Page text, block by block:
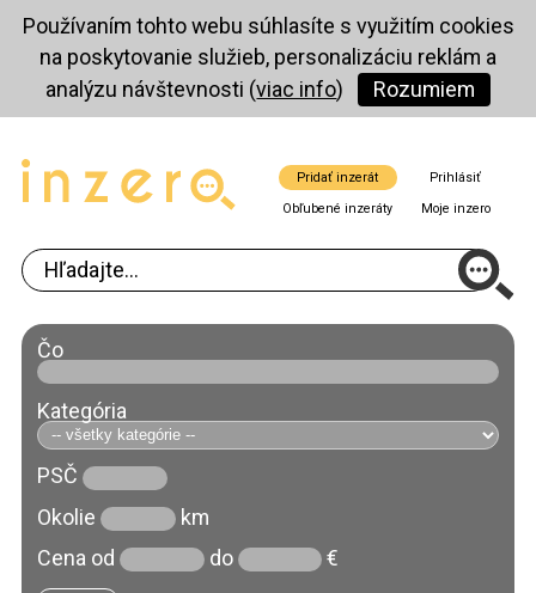
Používaním tohto webu súhlasíte s využitím cookies
na poskytovanie služieb, personalizáciu reklám a
analýzu návštevnosti (viac info) Rozumiem
Pridať inzerát
Prihlásiť
Obľubené inzeráty
Moje inzero
Čo
Kategória
PSČ
Okolie
km
Cena od do €